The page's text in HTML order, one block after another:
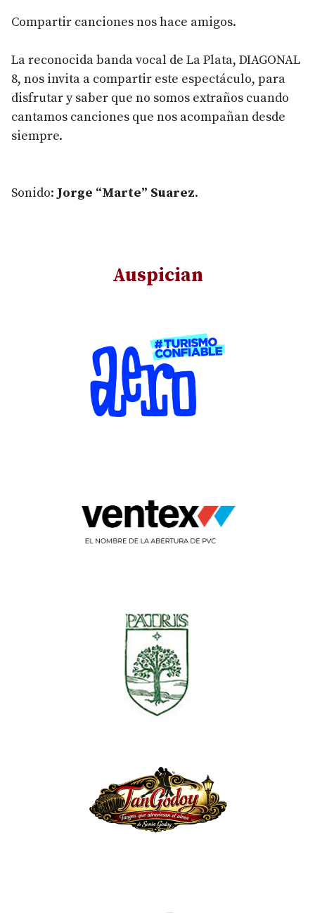
Compartir canciones nos hace amigos.
La reconocida banda vocal de La Plata, DIAGONAL
8, nos invita a compartir este espectáculo, para
disfrutar y saber que no somos extraños cuando
cantamos canciones que nos acompañan desde
siempre.
Sonido: Jorge “Marte” Suarez.
Auspician